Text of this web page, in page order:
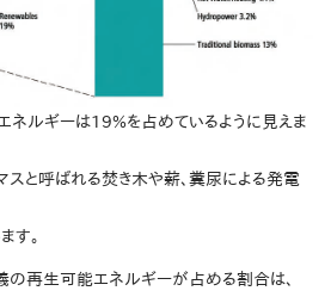
ネルギーは19%を占めているように見えま
スと呼ばれる焚き木や薪、糞尿による発電
す。
再生可能エネルギーが占める割合は、